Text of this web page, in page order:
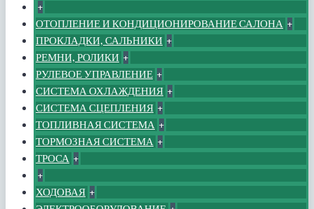
+
ОТОПЛЕНИЕ И КОНДИЦИОНИРОВАНИЕ САЛОНА +
ПРОКЛАДКИ, САЛЬНИКИ +
РЕМНИ, РОЛИКИ +
РУЛЕВОЕ УПРАВЛЕНИЕ +
СИСТЕМА ОХЛАЖДЕНИЯ +
СИСТЕМА СЦЕПЛЕНИЯ +
ТОПЛИВНАЯ СИСТЕМА +
ТОРМОЗНАЯ СИСТЕМА +
ТРОСА +
+
ХОДОВАЯ +